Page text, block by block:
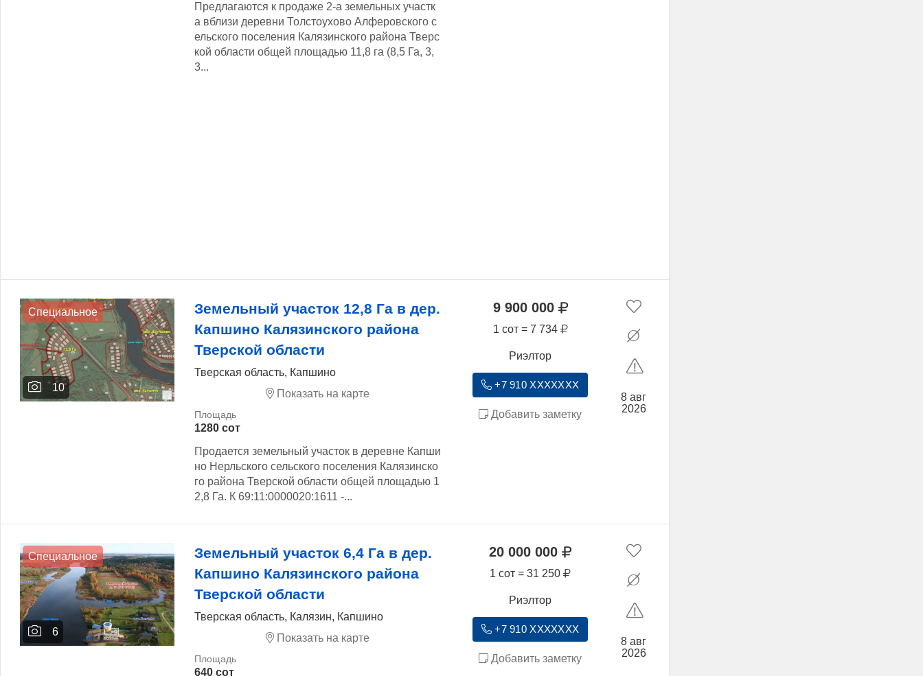
Предлагаются к продаже 2-а земельных участк
а вблизи деревни Толстоухово Алферовского с
ельского поселения Калязинского района Тверс
кой области общей площадью 11,8 га (8,5 Га, 3,
3...
10
Специальное
Земельный участок 12,8 Га в дер.
Капшино Калязинского района
Тверской области
Тверская область, Капшино
Показать на карте
1280 сот
Продается земельный участок в деревне Капши
но Нерльского сельского поселения Калязинско
го района Тверской области общей площадью 1
2,8 Га. К 69:11:0000020:1611 -...
9 900 000
1 сот = 7 734
Риэлтор
+7 910 XXXXXXX
Добавить заметку
8 авг
2026
6
Специальное
Земельный участок 6,4 Га в дер.
Капшино Калязинского района
Тверской области
Тверская область, Калязин, Капшино
Показать на карте
640 сот
20 000 000
1 сот = 31 250
Риэлтор
+7 910 XXXXXXX
Добавить заметку
8 авг
2026